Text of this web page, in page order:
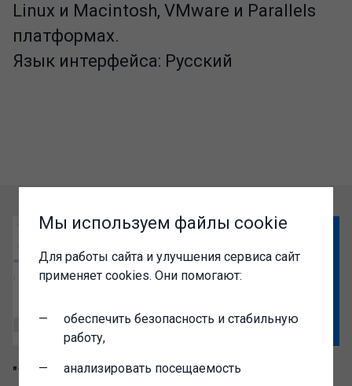
Linux и Macintosh, VMware и Parallels
платформах.
Язык интерфейса: Русский
"1C-Администратор" – выгодный доступ к
Мы используем файлы cookie
Для работы сайта и улучшения сервиса сайт
применяет cookies. Они помогают:
обеспечить безопасность и стабильную
работу,
анализировать посещаемость